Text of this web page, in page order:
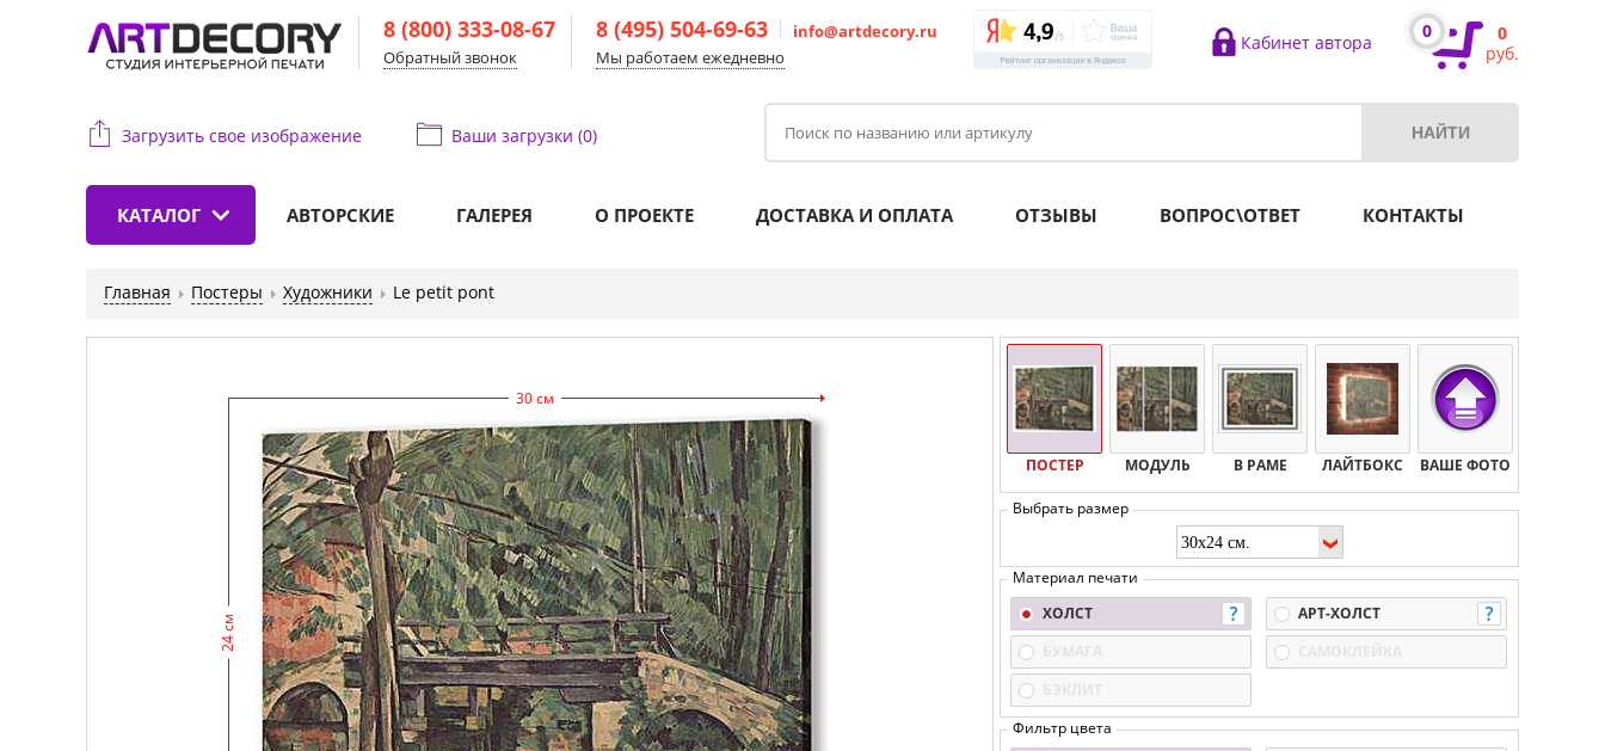
8 (800) 333-08-67
Обратный звонок
8 (495) 504-69-63
info@artdecory.ru
Мы работаем ежедневно
Кабинет автора
0
0
руб.
Загрузить свое изображение Ваши загрузки (0)
КАТАЛОГ АВТОРСКИЕ ГАЛЕРЕЯ О ПРОЕКТЕ ДОСТАВКА И ОПЛАТА ОТЗЫВЫ ВОПРОС\ОТВЕТ КОНТАКТЫ
Главная Постеры Художники Le petit pont
30 см
24 см
ПОСТЕР МОДУЛЬ В РАМЕ ЛАЙТБОКС ВАШЕ ФОТО
Выбрать размер
Материал печати
ХОЛСТ
АРТ-ХОЛСТ
Фильтр цвета